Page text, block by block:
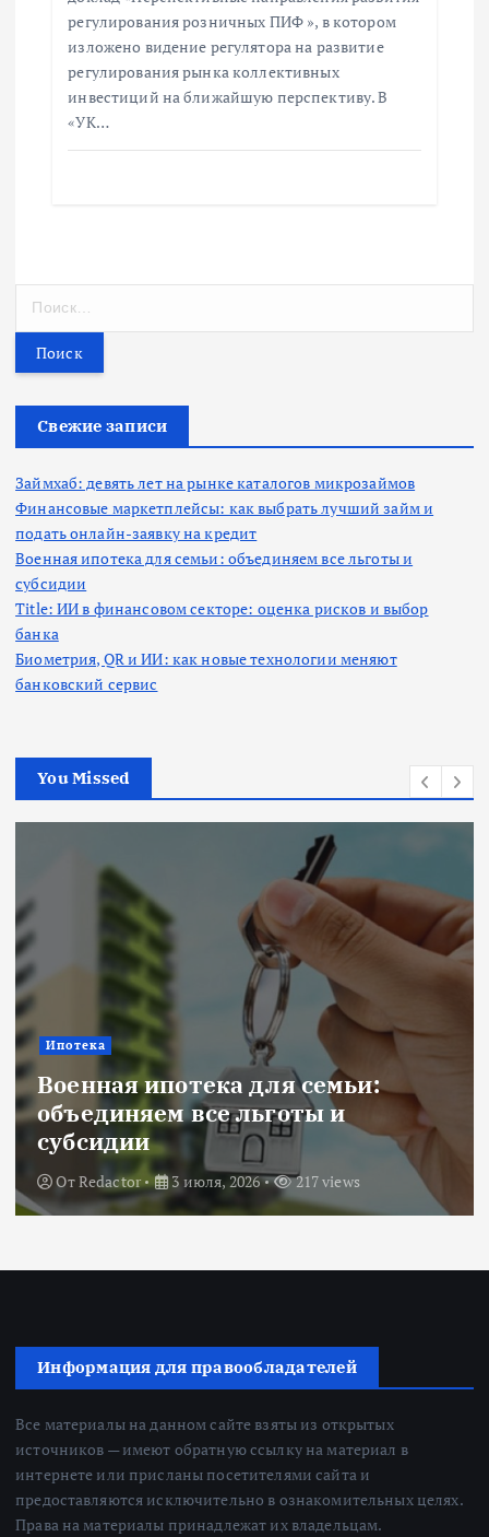
регулирования розничных ПИФ », в котором
изложено видение регулятора на развитие
регулирования рынка коллективных
инвестиций на ближайшую перспективу. В
«УК…
т
Свежие записи
Займхаб: девять лет на рынке каталогов микрозаймов
Финансовые маркетплейсы: как выбрать лучший займ и
подать онлайн-заявку на кредит
Военная ипотека для семьи: объединяем все льготы и
субсидии
Title: ИИ в финансовом секторе: оценка рисков и выбор
банка
Биометрия, QR и ИИ: как новые технологии меняют
банковский сервис
You Missed
Ипотека
Военная ипотека для семьи:
объединяем все льготы и
субсидии
ОтRedactor 3 июля, 2026 217 views
Информация для правообладателей
Все материалы на данном сайте взяты из открытых
источников — имеют обратную ссылку на материал в
интернете или присланы посетителями сайта и
предоставляются исключительно в ознакомительных целях.
Права на материалы принадлежат их владельцам.